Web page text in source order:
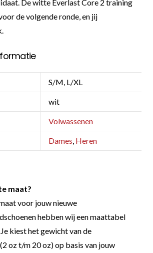
De witte Everlast Core 2 training
de volgende ronde, en jij
S/M, L/XL
wit
Volwassenen
Dames, Heren
maat?
voor jouw nieuwe
hebben wij een maattabel
kiest het gewicht van de
oz t/m 20 oz) op basis van jouw